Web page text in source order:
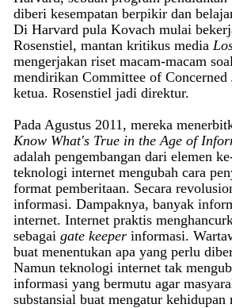
diberi kesempatan berpikir dan
Di Harvard pula Kovach mulai
Rosenstiel, mantan kritikus media
mengerjakan riset macam-macam
mendirikan Committee of
ketua. Rosenstiel jadi direktur.
Pada Agustus 2011, mereka
Know What's True in the Age of
adalah pengembangan dari elemen
teknologi internet mengubah cara
format pemberitaan. Secara
informasi. Dampaknya, banyak
internet. Internet praktis
sebagai gate keeper informasi.
buat menentukan apa yang perlu
Namun teknologi internet tak
informasi yang bermutu agar
substansial buat mengatur kehidupan